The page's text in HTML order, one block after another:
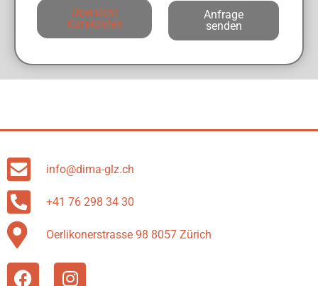
Übersicht
Kurskosten
Anfrage
senden
info@dima-glz.ch
+41 76 298 34 30
Oerlikonerstrasse 98 8057 Zürich